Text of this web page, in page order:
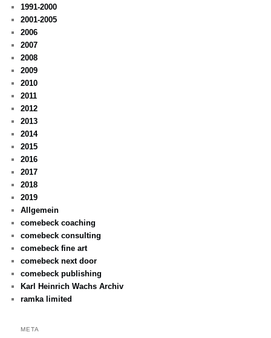
1991-2000
2001-2005
2006
2007
2008
2009
2010
2011
2012
2013
2014
2015
2016
2017
2018
2019
Allgemein
comebeck coaching
comebeck consulting
comebeck fine art
comebeck next door
comebeck publishing
Karl Heinrich Wachs Archiv
ramka limited
META